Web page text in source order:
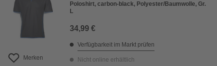
Merken
Poloshirt, carbon-black, Polyester/Baumwolle, Gr.
L
34,99 €
Verfügbarkeit im Markt prüfen
Nicht online erhältlich